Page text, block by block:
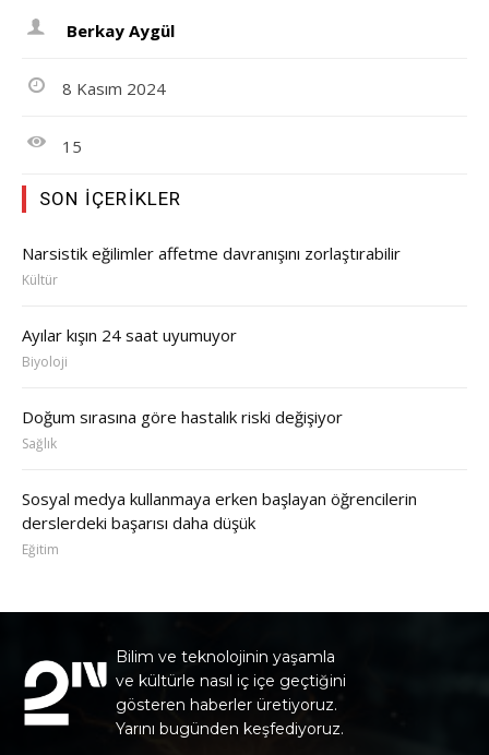
Berkay Aygül
8 Kasım 2024
15
SON İÇERIKLER
Narsistik eğilimler affetme davranışını zorlaştırabilir
Kültür
Ayılar kışın 24 saat uyumuyor
Biyoloji
Doğum sırasına göre hastalık riski değişiyor
Sağlık
Sosyal medya kullanmaya erken başlayan öğrencilerin
derslerdeki başarısı daha düşük
Eğitim
Bilim ve teknolojinin yaşamla
ve kültürle nasıl iç içe geçtiğini
gösteren haberler üretiyoruz.
Yarını bugünden keşfediyoruz.